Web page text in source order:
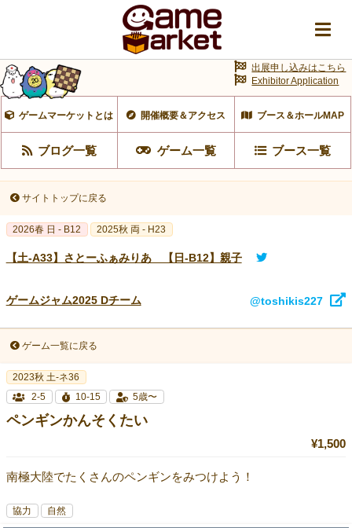
ゲームマーケットとは 開催概要＆アクセス ブース＆ホールMAP
ブログ一覧 ゲーム一覧 ブース一覧
出展申し込みはこちら
Exhibitor Application
サイトトップに戻る
2026春 日 - B12 2025秋 両 - H23
【土-A33】さとーふぁみりあ 【日-B12】親子
ゲームジャム2025 Dチーム @toshikis227
ゲーム一覧に戻る
2023秋 土-ネ36
2-5
10-15 5歳〜
ペンギンかんそくたい
¥1,500
南極大陸でたくさんのペンギンをみつけよう！
協力 自然